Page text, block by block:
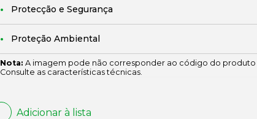
Protecção e Segurança
Proteção Ambiental
Nota: A imagem pode não corresponder ao código do
Consulte as características técnicas.
Adicionar à lista